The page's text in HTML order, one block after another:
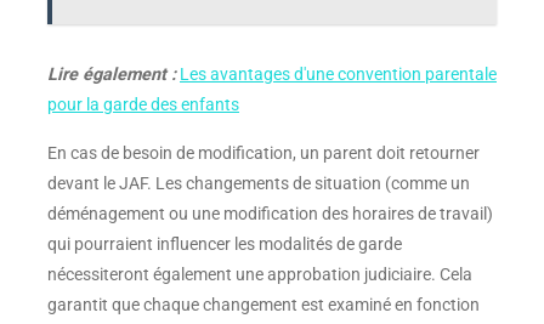
Lire également : Les avantages d'une convention parentale
pour la garde des enfants
En cas de besoin de modification, un parent doit retourner
devant le JAF. Les changements de situation (comme un
déménagement ou une modification des horaires de travail)
qui pourraient influencer les modalités de garde
nécessiteront également une approbation judiciaire. Cela
garantit que chaque changement est examiné en fonction